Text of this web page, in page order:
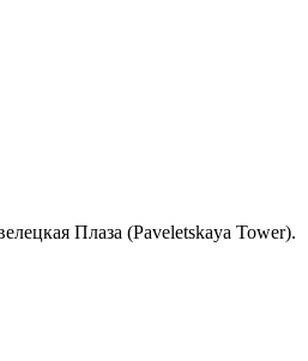
Плаза (Paveletskaya Tower).